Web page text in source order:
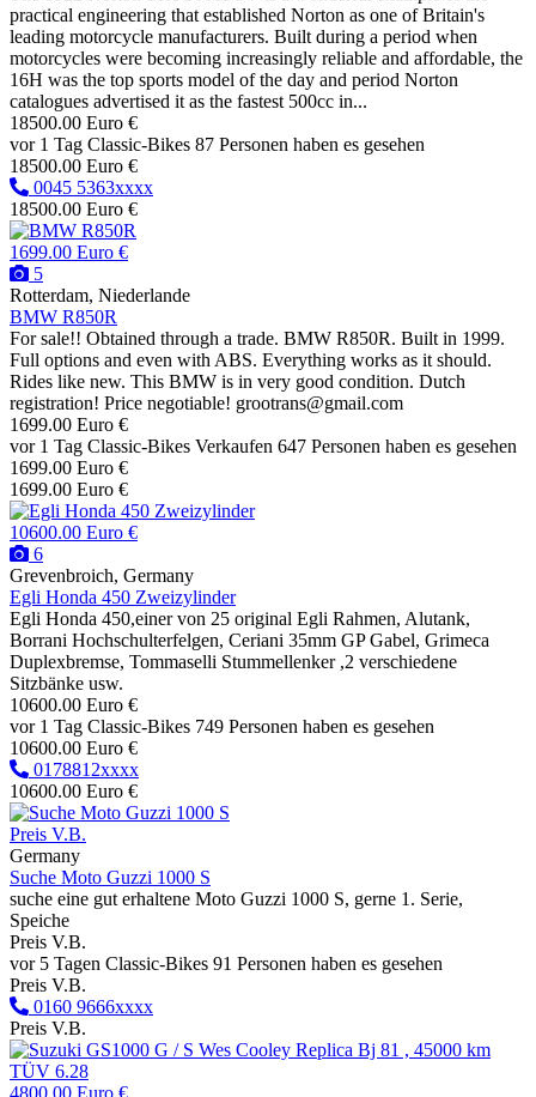
practical engineering that established Norton as one of Britain's
leading motorcycle manufacturers. Built during a period when
motorcycles were becoming increasingly reliable and affordable, the
16H was the top sports model of the day and period Norton
catalogues advertised it as the fastest 500cc in...
18500.00 Euro €
vor 1 Tag Classic-Bikes 87 Personen haben es gesehen
18500.00 Euro €
0045 5363xxxx
18500.00 Euro €
1699.00 Euro €
5
Rotterdam, Niederlande
BMW R850R
For sale!! Obtained through a trade. BMW R850R. Built in 1999.
Full options and even with ABS. Everything works as it should.
Rides like new. This BMW is in very good condition. Dutch
registration! Price negotiable! grootrans@gmail.com
1699.00 Euro €
vor 1 Tag Classic-Bikes Verkaufen 647 Personen haben es gesehen
1699.00 Euro €
1699.00 Euro €
10600.00 Euro €
6
Grevenbroich, Germany
Egli Honda 450 Zweizylinder
Egli Honda 450,einer von 25 original Egli Rahmen, Alutank,
Borrani Hochschulterfelgen, Ceriani 35mm GP Gabel, Grimeca
Duplexbremse, Tommaselli Stummellenker ,2 verschiedene
Sitzbänke usw.
10600.00 Euro €
vor 1 Tag Classic-Bikes 749 Personen haben es gesehen
10600.00 Euro €
0178812xxxx
10600.00 Euro €
Preis V.B.
Germany
Suche Moto Guzzi 1000 S
suche eine gut erhaltene Moto Guzzi 1000 S, gerne 1. Serie,
Speiche
Preis V.B.
vor 5 Tagen Classic-Bikes 91 Personen haben es gesehen
Preis V.B.
0160 9666xxxx
Preis V.B.
4800.00 Euro €